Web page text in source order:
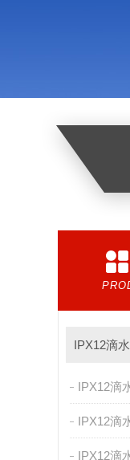
IPX12滴
IPX12滴
IPX12滴
IPX12滴